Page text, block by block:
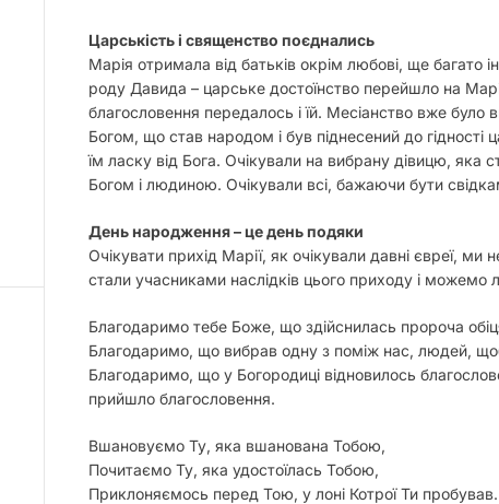
Царськість і священство поєднались
Марія отримала від батьків окрім любові, ще
роду Давида – царське достоїнство перейшло на
благословення передалось і їй. Месіанство вже
Богом, що став народом і був піднесений до
їм ласку від Бога. Очікували на вибрану дівицю, яка
Богом і людиною. Очікували всі, бажаючи бути
День народження – це день подяки
Очікувати прихід Марії, як очікували давні євреї,
стали учасниками наслідків цього приходу і можемо
Благодаримо тебе Боже, що здійснилась пророча
Благодаримо, що вибрав одну з поміж нас, людей,
Благодаримо, що у Богородиці відновилось
прийшло благословення.
Вшановуємо Ту, яка вшанована Тобою,
Почитаємо Ту, яка удостоїлась Тобою,
Приклоняємось перед Тою, у лоні Котрої Ти пробував.